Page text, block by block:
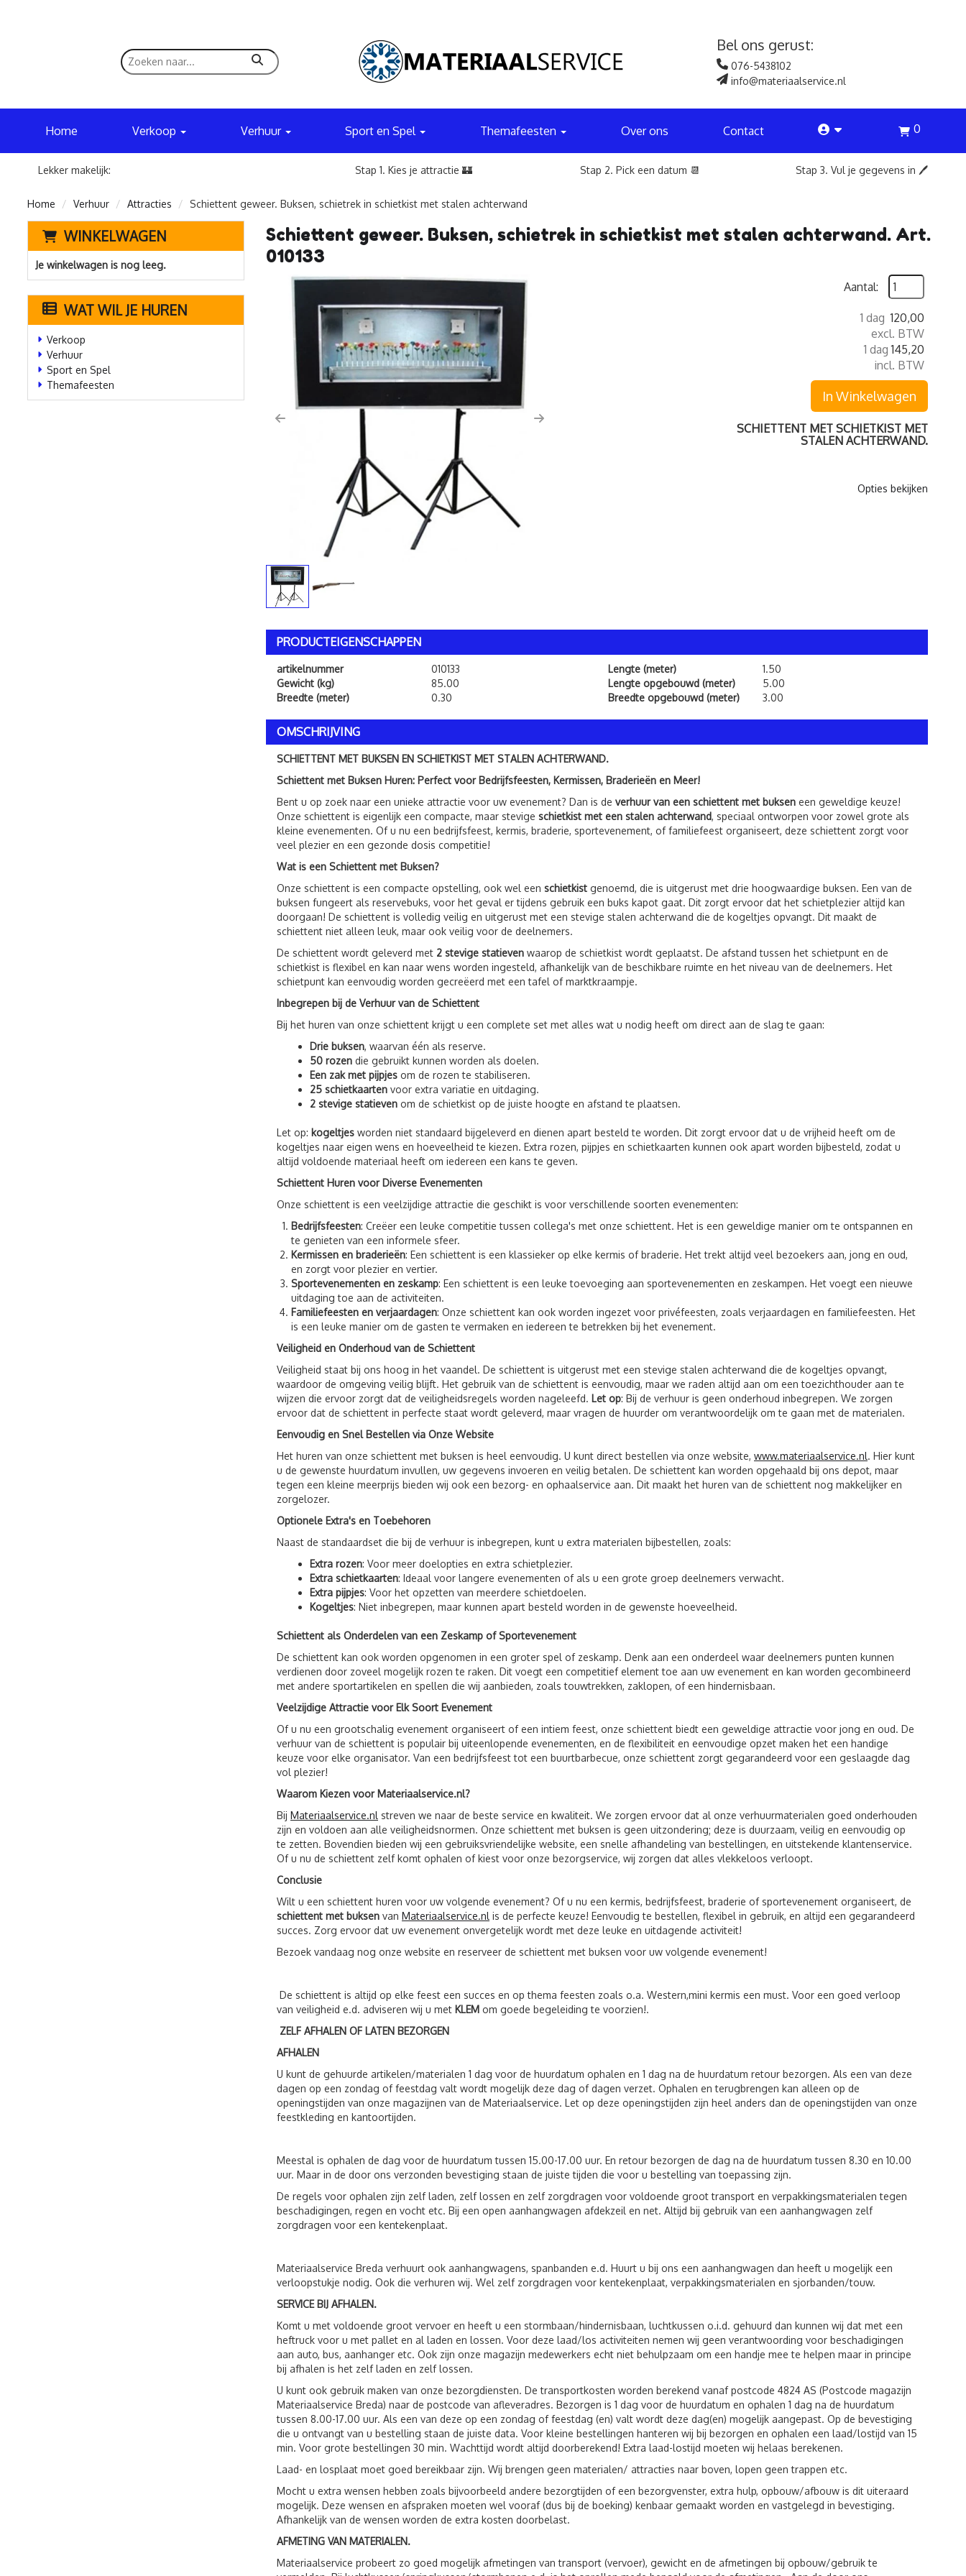
zoeken
Bel ons gerust:
076-5438102
info@materiaalservice.nl
Home Verkoop Verhuur Sport en Spel Themafeesten Over ons Contact account 0
Lekker makelijk: Stap 1. Kies je attractie 🏰 Stap 2. Pick een datum 📆 Stap 3. Vul je gegevens in 🖊️
Home Verhuur Attracties Schiettent geweer. Buksen, schietrek in schietkist met stalen achterwand
WINKELWAGEN
Je winkelwagen is nog leeg.
WAT WIL JE HUREN
Verkoop
Verhuur
Sport en Spel
Themafeesten
Schiettent geweer. Buksen, schietrek in schietkist met stalen achterwand. Art.
010133
Previous Next
Aantal:
1 dag 120,00
excl. BTW
1 dag 145,20
incl. BTW
In Winkelwagen
SCHIETTENT MET SCHIETKIST MET
STALEN ACHTERWAND.
Opties bekijken
PRODUCTEIGENSCHAPPEN
artikelnummer
010133
Gewicht (kg)
85.00
Breedte (meter)
0.30
Lengte (meter)
1.50
Lengte opgebouwd (meter)
5.00
Breedte opgebouwd (meter)
3.00
OMSCHRIJVING
SCHIETTENT MET BUKSEN EN SCHIETKIST MET STALEN ACHTERWAND.
Schiettent met Buksen Huren: Perfect voor Bedrijfsfeesten, Kermissen, Braderieën en Meer!
Bent u op zoek naar een unieke attractie voor uw evenement? Dan is de verhuur van een schiettent met buksen een geweldige keuze!
Onze schiettent is eigenlijk een compacte, maar stevige schietkist met een stalen achterwand, speciaal ontworpen voor zowel grote als
kleine evenementen. Of u nu een bedrijfsfeest, kermis, braderie, sportevenement, of familiefeest organiseert, deze schiettent zorgt voor
veel plezier en een gezonde dosis competitie!
Wat is een Schiettent met Buksen?
Onze schiettent is een compacte opstelling, ook wel een schietkist genoemd, die is uitgerust met drie hoogwaardige buksen. Een van de
buksen fungeert als reservebuks, voor het geval er tijdens gebruik een buks kapot gaat. Dit zorgt ervoor dat het schietplezier altijd kan
doorgaan! De schiettent is volledig veilig en uitgerust met een stevige stalen achterwand die de kogeltjes opvangt. Dit maakt de
schiettent niet alleen leuk, maar ook veilig voor de deelnemers.
De schiettent wordt geleverd met 2 stevige statieven waarop de schietkist wordt geplaatst. De afstand tussen het schietpunt en de
schietkist is flexibel en kan naar wens worden ingesteld, afhankelijk van de beschikbare ruimte en het niveau van de deelnemers. Het
schietpunt kan eenvoudig worden gecreëerd met een tafel of marktkraampje.
Inbegrepen bij de Verhuur van de Schiettent
Bij het huren van onze schiettent krijgt u een complete set met alles wat u nodig heeft om direct aan de slag te gaan:
Drie buksen, waarvan één als reserve.
50 rozen die gebruikt kunnen worden als doelen.
Een zak met pijpjes om de rozen te stabiliseren.
25 schietkaarten voor extra variatie en uitdaging.
2 stevige statieven om de schietkist op de juiste hoogte en afstand te plaatsen.
Let op: kogeltjes worden niet standaard bijgeleverd en dienen apart besteld te worden. Dit zorgt ervoor dat u de vrijheid heeft om de
kogeltjes naar eigen wens en hoeveelheid te kiezen. Extra rozen, pijpjes en schietkaarten kunnen ook apart worden bijbesteld, zodat u
altijd voldoende materiaal heeft om iedereen een kans te geven.
Schiettent Huren voor Diverse Evenementen
Onze schiettent is een veelzijdige attractie die geschikt is voor verschillende soorten evenementen:
Bedrijfsfeesten: Creëer een leuke competitie tussen collega's met onze schiettent. Het is een geweldige manier om te ontspannen en
te genieten van een informele sfeer.
Kermissen en braderieën: Een schiettent is een klassieker op elke kermis of braderie. Het trekt altijd veel bezoekers aan, jong en oud,
en zorgt voor plezier en vertier.
Sportevenementen en zeskamp: Een schiettent is een leuke toevoeging aan sportevenementen en zeskampen. Het voegt een nieuwe
uitdaging toe aan de activiteiten.
Familiefeesten en verjaardagen: Onze schiettent kan ook worden ingezet voor privéfeesten, zoals verjaardagen en familiefeesten. Het
is een leuke manier om de gasten te vermaken en iedereen te betrekken bij het evenement.
Veiligheid en Onderhoud van de Schiettent
Veiligheid staat bij ons hoog in het vaandel. De schiettent is uitgerust met een stevige stalen achterwand die de kogeltjes opvangt,
waardoor de omgeving veilig blijft. Het gebruik van de schiettent is eenvoudig, maar we raden altijd aan om een toezichthouder aan te
wijzen die ervoor zorgt dat de veiligheidsregels worden nageleefd. Let op: Bij de verhuur is geen onderhoud inbegrepen. We zorgen
ervoor dat de schiettent in perfecte staat wordt geleverd, maar vragen de huurder om verantwoordelijk om te gaan met de materialen.
Eenvoudig en Snel Bestellen via Onze Website
Het huren van onze schiettent met buksen is heel eenvoudig. U kunt direct bestellen via onze website, www.materiaalservice.nl. Hier kunt
u de gewenste huurdatum invullen, uw gegevens invoeren en veilig betalen. De schiettent kan worden opgehaald bij ons depot, maar
tegen een kleine meerprijs bieden wij ook een bezorg- en ophaalservice aan. Dit maakt het huren van de schiettent nog makkelijker en
zorgelozer.
Optionele Extra's en Toebehoren
Naast de standaardset die bij de verhuur is inbegrepen, kunt u extra materialen bijbestellen, zoals:
Extra rozen: Voor meer doelopties en extra schietplezier.
Extra schietkaarten: Ideaal voor langere evenementen of als u een grote groep deelnemers verwacht.
Extra pijpjes: Voor het opzetten van meerdere schietdoelen.
Kogeltjes: Niet inbegrepen, maar kunnen apart besteld worden in de gewenste hoeveelheid.
Schiettent als Onderdelen van een Zeskamp of Sportevenement
De schiettent kan ook worden opgenomen in een groter spel of zeskamp. Denk aan een onderdeel waar deelnemers punten kunnen
verdienen door zoveel mogelijk rozen te raken. Dit voegt een competitief element toe aan uw evenement en kan worden gecombineerd
met andere sportartikelen en spellen die wij aanbieden, zoals touwtrekken, zaklopen, of een hindernisbaan.
Veelzijdige Attractie voor Elk Soort Evenement
Of u nu een grootschalig evenement organiseert of een intiem feest, onze schiettent biedt een geweldige attractie voor jong en oud. De
verhuur van de schiettent is populair bij uiteenlopende evenementen, en de flexibiliteit en eenvoudige opzet maken het een handige
keuze voor elke organisator. Van een bedrijfsfeest tot een buurtbarbecue, onze schiettent zorgt gegarandeerd voor een geslaagde dag
vol plezier!
Waarom Kiezen voor Materiaalservice.nl?
Bij Materiaalservice.nl streven we naar de beste service en kwaliteit. We zorgen ervoor dat al onze verhuurmaterialen goed onderhouden
zijn en voldoen aan alle veiligheidsnormen. Onze schiettent met buksen is geen uitzondering; deze is duurzaam, veilig en eenvoudig op
te zetten. Bovendien bieden wij een gebruiksvriendelijke website, een snelle afhandeling van bestellingen, en uitstekende klantenservice.
Of u nu de schiettent zelf komt ophalen of kiest voor onze bezorgservice, wij zorgen dat alles vlekkeloos verloopt.
Conclusie
Wilt u een schiettent huren voor uw volgende evenement? Of u nu een kermis, bedrijfsfeest, braderie of sportevenement organiseert, de
schiettent met buksen van Materiaalservice.nl is de perfecte keuze! Eenvoudig te bestellen, flexibel in gebruik, en altijd een gegarandeerd
succes. Zorg ervoor dat uw evenement onvergetelijk wordt met deze leuke en uitdagende activiteit!
Bezoek vandaag nog onze website en reserveer de schiettent met buksen voor uw volgende evenement!
De schiettent is altijd op elke feest een succes en op thema feesten zoals o.a. Western,mini kermis een must. Voor een goed verloop
van veiligheid e.d. adviseren wij u met KLEM om goede begeleiding te voorzien!.
ZELF AFHALEN OF LATEN BEZORGEN
AFHALEN
U kunt de gehuurde artikelen/materialen 1 dag voor de huurdatum ophalen en 1 dag na de huurdatum retour bezorgen. Als een van deze
dagen op een zondag of feestdag valt wordt mogelijk deze dag of dagen verzet. Ophalen en terugbrengen kan alleen op de
openingstijden van onze magazijnen van de Materiaalservice. Let op deze openingstijden zijn heel anders dan de openingstijden van onze
feestkleding en kantoortijden.
Meestal is ophalen de dag voor de huurdatum tussen 15.00-17.00 uur. En retour bezorgen de dag na de huurdatum tussen 8.30 en 10.00
uur. Maar in de door ons verzonden bevestiging staan de juiste tijden die voor u bestelling van toepassing zijn.
De regels voor ophalen zijn zelf laden, zelf lossen en zelf zorgdragen voor voldoende groot transport en verpakkingsmaterialen tegen
beschadigingen, regen en vocht etc. Bij een open aanhangwagen afdekzeil en net. Altijd bij gebruik van een aanhangwagen zelf
zorgdragen voor een kentekenplaat.
Materiaalservice Breda verhuurt ook aanhangwagens, spanbanden e.d. Huurt u bij ons een aanhangwagen dan heeft u mogelijk een
verloopstukje nodig. Ook die verhuren wij. Wel zelf zorgdragen voor kentekenplaat, verpakkingsmaterialen en sjorbanden/touw.
SERVICE BIJ AFHALEN.
Komt u met voldoende groot vervoer en heeft u een stormbaan/hindernisbaan, luchtkussen o.i.d. gehuurd dan kunnen wij dat met een
heftruck voor u met pallet en al laden en lossen. Voor deze laad/los activiteiten nemen wij geen verantwoording voor beschadigingen
aan auto, bus, aanhanger etc. Ook zijn onze magazijn medewerkers echt niet behulpzaam om een handje mee te helpen maar in principe
bij afhalen is het zelf laden en zelf lossen.
U kunt ook gebruik maken van onze bezorgdiensten. De transportkosten worden berekend vanaf postcode 4824 AS (Postcode magazijn
Materiaalservice Breda) naar de postcode van afleveradres. Bezorgen is 1 dag voor de huurdatum en ophalen 1 dag na de huurdatum
tussen 8.00-17.00 uur. Als een van deze op een zondag of feestdag (en) valt wordt deze dag(en) mogelijk aangepast. Op de bevestiging
die u ontvangt van u bestelling staan de juiste data. Voor kleine bestellingen hanteren wij bij bezorgen en ophalen een laad/lostijd van 15
min. Voor grote bestellingen 30 min. Wachttijd wordt altijd doorberekend! Extra laad-lostijd moeten wij helaas berekenen.
Laad- en losplaat moet goed bereikbaar zijn. Wij brengen geen materialen/ attracties naar boven, lopen geen trappen etc.
Mocht u extra wensen hebben zoals bijvoorbeeld andere bezorgtijden of een bezorgvenster, extra hulp, opbouw/afbouw is dit uiteraard
mogelijk. Deze wensen en afspraken moeten wel vooraf (dus bij de boeking) kenbaar gemaakt worden en vastgelegd in bevestiging.
Afhankelijk van de wensen worden de extra kosten doorbelast.
AFMETING VAN MATERIALEN.
Materiaalservice probeert zo goed mogelijk afmetingen van transport (vervoer), gewicht en de afmetingen bij opbouw/gebruik te